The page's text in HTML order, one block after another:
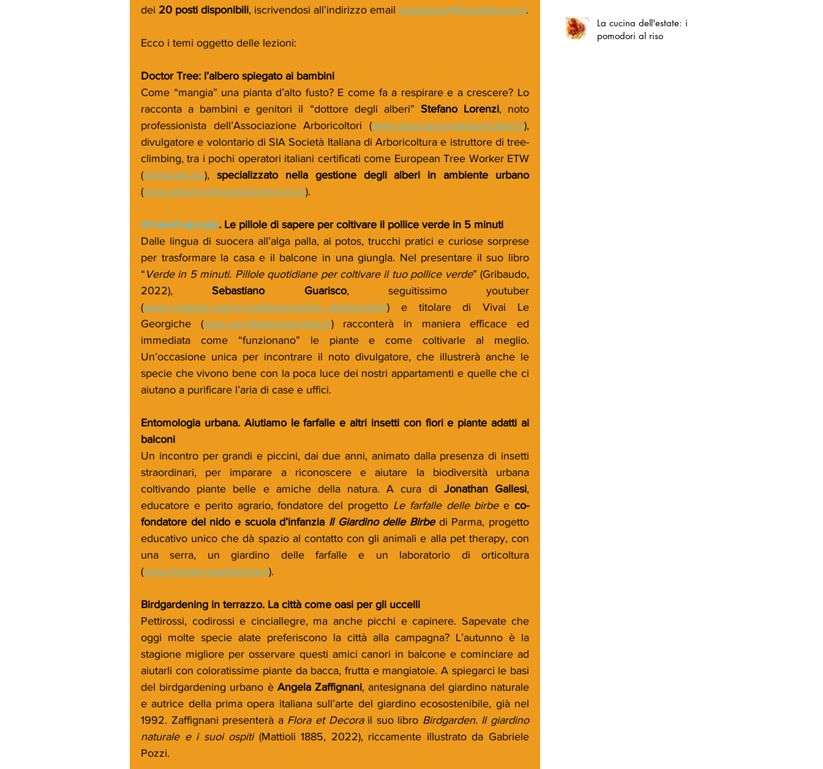
dei 20 posti disponibili, iscrivendosi all’indirizzo email segreteria@floraetdecora.it.
Ecco i temi oggetto delle lezioni:
Doctor Tree: l’albero spiegato ai bambini
Come “mangia” una pianta d’alto fusto? E come fa a respirare e a crescere? Lo
racconta a bambini e genitori il “dottore degli alberi” Stefano Lorenzi, noto
professionista dell’Associazione Arboricoltori (www.associazionearboricoltori.it),
divulgatore e volontario di SIA Società Italiana di Arboricoltura e istruttore di tree-
climbing, tra i pochi operatori italiani certificati come European Tree Worker ETW
(climbcare.eu), specializzato nella gestione degli alberi in ambiente urbano
(www.arboricoltorestefanolorenzi.it).
#makethejungle. Le pillole di sapere per coltivare il pollice verde in 5 minuti
Dalle lingua di suocera all’alga palla, ai potos, trucchi pratici e curiose sorprese
per trasformare la casa e il balcone in una giungla. Nel presentare il suo libro
“ Verde in 5 minuti. Pillole quotidiane per coltivare il tuo pollice verde” (Gribaudo,
2022), Sebastiano Guarisco, seguitissimo youtuber
(www.youtube.com/c/vivailegeorgiche_pianteonline) e titolare di Vivai Le
Georgiche (www.venditapianteonline.it) racconterà in maniera efficace ed
immediata come “funzionano” le piante e come coltivarle al meglio.
Un’occasione unica per incontrare il noto divulgatore, che illustrerà anche le
specie che vivono bene con la poca luce dei nostri appartamenti e quelle che ci
aiutano a purificare l’aria di case e uffici.
Entomologia urbana. Aiutiamo le farfalle e altri insetti con fiori e piante adatti ai
balconi
Un incontro per grandi e piccini, dai due anni, animato dalla presenza di insetti
straordinari, per imparare a riconoscere e aiutare la biodiversità urbana
coltivando piante belle e amiche della natura. A cura di Jonathan Gallesi,
educatore e perito agrario, fondatore del progetto Le farfalle delle birbe e co-
fondatore del nido e scuola d’infanzia Il Giardino delle Birbe di Parma, progetto
educativo unico che dà spazio al contatto con gli animali e alla pet therapy, con
una serra, un giardino delle farfalle e un laboratorio di orticoltura
(www.ilgiardinodellebirbe.it).
Birdgardening in terrazzo. La città come oasi per gli uccelli
Pettirossi, codirossi e cinciallegre, ma anche picchi e capinere. Sapevate che
oggi molte specie alate preferiscono la città alla campagna? L’autunno è la
stagione migliore per osservare questi amici canori in balcone e cominciare ad
aiutarli con coloratissime piante da bacca, frutta e mangiatoie. A spiegarci le basi
del birdgardening urbano è Angela Zaffignani, antesignana del giardino naturale
e autrice della prima opera italiana sull’arte del giardino ecosostenibile, già nel
1992. Zaffignani presenterà a Flora et Decora il suo libro Birdgarden. Il giardino
naturale e i suoi ospiti (Mattioli 1885, 2022), riccamente illustrato da Gabriele
Pozzi.
La cucina dell'estate: i
pomodori al riso